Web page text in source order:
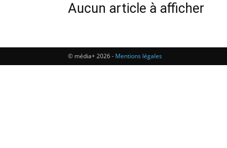
Aucun article à afficher
© média+ 2026 - Mentions légales